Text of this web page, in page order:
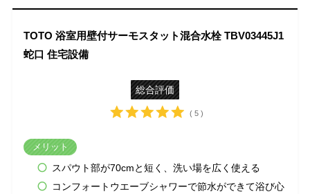
TOTO 浴室用壁付サーモスタット混合水栓 TBV03445J1
蛇口 住宅設備
総合評価
( 5 )
メリット
スパウト部が70cmと短く、洗い場を広く使える
コンフォートウエーブシャワーで節水ができて浴び心